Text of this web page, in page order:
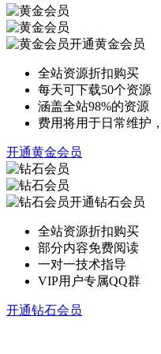
开通黄金会员
全站资源折扣购买
每天可下载50个资源
涵盖全站98%的资源
费用将用于日常维护
开通黄金会员
开通钻石会员
全站资源折扣购买
部分内容免费阅读
一对一技术指导
VIP用户专属QQ群
开通钻石会员